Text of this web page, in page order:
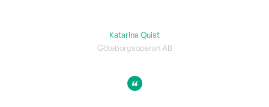
Katarina Quist
Göteborgsoperan AB